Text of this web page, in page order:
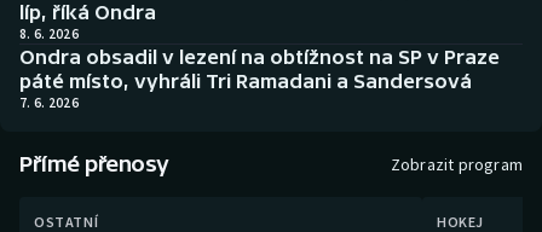
Boby a skeleton
Box
Curling
Dostihy
AZ kvíz
líp, říká Ondra
8. 6. 2026
Ondra obsadil v lezení na obtížnost na SP v Praze
páté místo, vyhráli Tri Ramadani a Sandersová
7. 6. 2026
Přímé přenosy Zobrazit program
OSTATNÍ HOKEJ